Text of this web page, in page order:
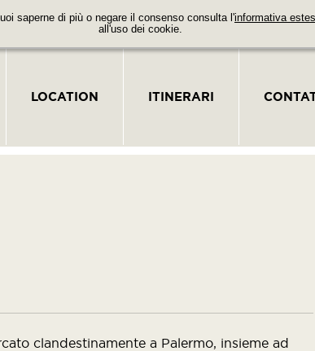
saperne di più o negare il consenso consulta l'informativa
all'uso dei cookie.
LOCATION ITINERARI
clandestinamente a Palermo, insieme ad